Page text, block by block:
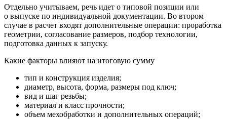
Отдельно учитываем, речь идет о типовой позиции или
о выпуске по индивидуальной документации. Во втором
случае в расчет входят дополнительные операции: проработка
геометрии, согласование размеров, подбор технологии,
подготовка данных к запуску.
Какие факторы влияют на итоговую сумму
тип и конструкция изделия;
диаметр, высота, форма, размеры под ключ;
вид и шаг резьбы;
материал и класс прочности;
объем мехобработки и дополнительных операций;